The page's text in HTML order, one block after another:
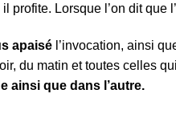
Lorsque l’on dit que
apaisé l’invocation, ainsi
du matin et toutes celles
ainsi que dans l’autre.